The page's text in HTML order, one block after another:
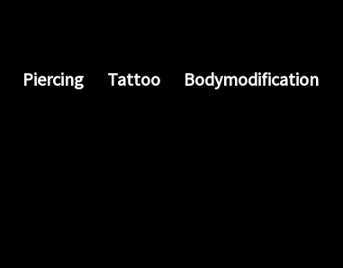
Piercing Tattoo Bodymodification